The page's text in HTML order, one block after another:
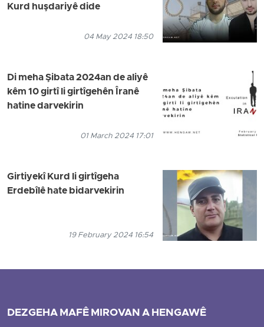
Kurd huşdariyê dide
04 May 2024 18:50
Di meha Şibata 2024an de aliyê
kêm 10 girtî li girtîgehên Îranê
hatine darvekirin
01 March 2024 17:01
Girtiyekî Kurd li girtîgeha
Erdebîlê hate bidarvekirin
19 February 2024 16:54
DEZGEHA MAFÊ MIROVAN A HENGAWÊ